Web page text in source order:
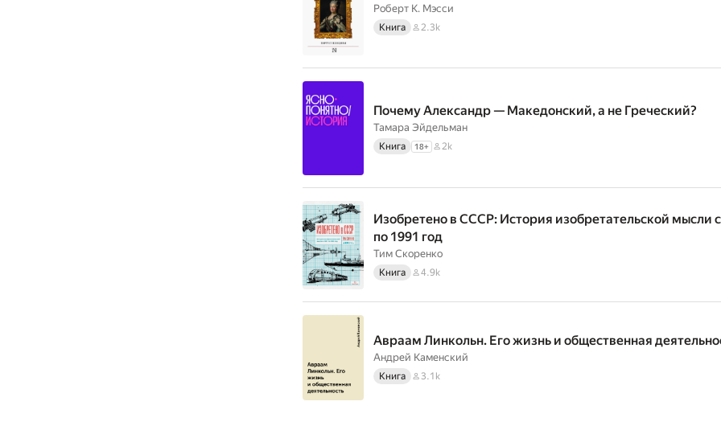
Роберт К. Мэсси
Книга 2.3k
Почему Александр — Македонский, а не Греческий?
Тамара Эйдельман
Книга 18+ 2k
Изобретено в СССР: История изобретательской мысли
по 1991 год
Тим Скоренко
Книга 4.9k
Авраам Линкольн. Его жизнь и общественная
Андрей Каменский
Книга 3.1k